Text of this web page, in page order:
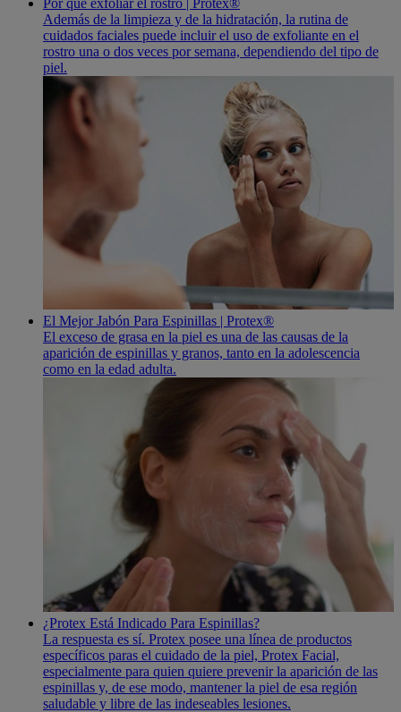
Por qué exfoliar el rostro | Protex®
Además de la limpieza y de la hidratación, la rutina de
cuidados faciales puede incluir el uso de exfoliante en el
rostro una o dos veces por semana, dependiendo del tipo de
piel.
El Mejor Jabón Para Espinillas | Protex®
El exceso de grasa en la piel es una de las causas de la
aparición de espinillas y granos, tanto en la adolescencia
como en la edad adulta.
¿Protex Está Indicado Para Espinillas?
La respuesta es sí­. Protex posee una lí­nea de productos
especí­ficos paras el cuidado de la piel, Protex Facial,
especialmente para quien quiere prevenir la aparición de las
espinillas y, de ese modo, mantener la piel de esa región
saludable y libre de las indeseables lesiones.